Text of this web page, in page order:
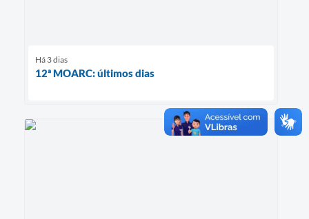
Há 3 dias
12ª MOARC: últimos dias